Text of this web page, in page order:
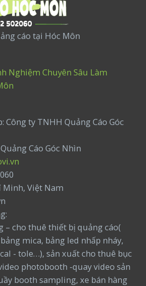
cáo tại Hóc Môn
Nghiệm Chuyên Sâu Làm
Công ty TNHH Quảng Cáo Góc
Cáo Góc Nhìn
Minh, Việt Nam
– cho thuê thiết bị quảng cáo(
mica, bảng led nhấp nháy,
- tole…), sản xuất cho thuê bục
photobooth -quay video sản
booth sampling, xe bán hàng